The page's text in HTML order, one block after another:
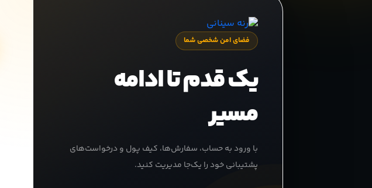
فضای امن شخصی شما
یک قدم تا ادامه
مسیر
با ورود به حساب، سفارش‌ها، کیف پول و درخواست‌های
پشتیبانی خود را یک‌جا مدیریت کنید.